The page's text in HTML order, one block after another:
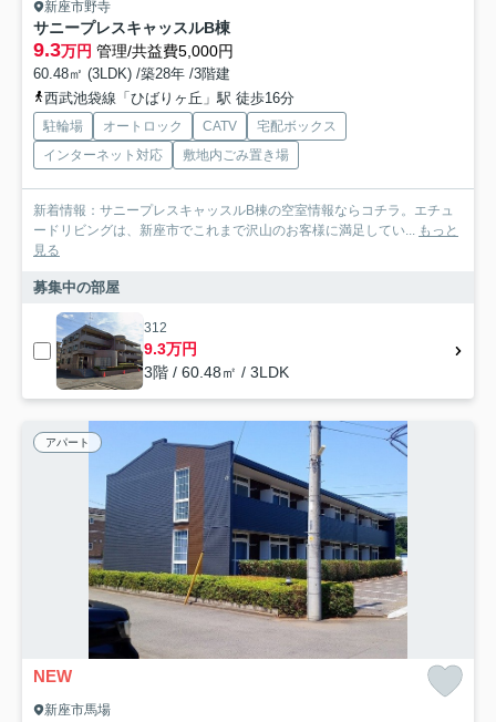
新座市野寺
サニープレスキャッスルB棟
9.3万円 管理/共益費5,000円
60.48㎡ (3LDK) /築28年 /3階建
西武池袋線「ひばりヶ丘」駅 徒歩16分
駐輪場 オートロック CATV
宅配ボックス
インターネット対応
敷地内ごみ置き場
新着情報：サニープレスキャッスルB棟の空室情報ならコチラ。エチュ
ードリビングは、新座市でこれまで沢山のお客様に満足してい... もっと
見る
募集中の部屋
312
9.3万円
3階 / 60.48㎡ / 3LDK
アパート
NEW
新座市馬場